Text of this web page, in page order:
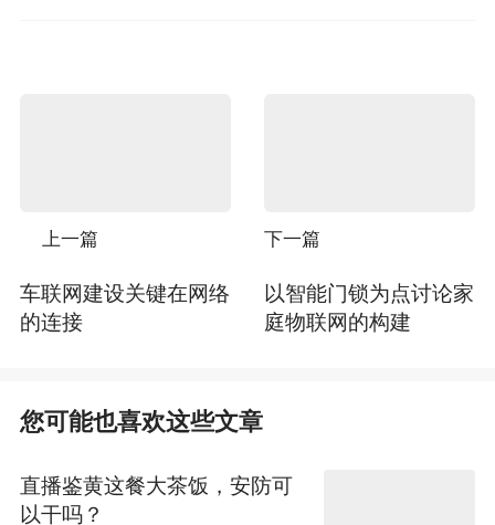
上一篇
车联网建设关键在网络
的连接
下一篇
以智能门锁为点讨论家
庭物联网的构建
您可能也喜欢这些文章
直播鉴黄这餐大茶饭，安防可
以干吗？